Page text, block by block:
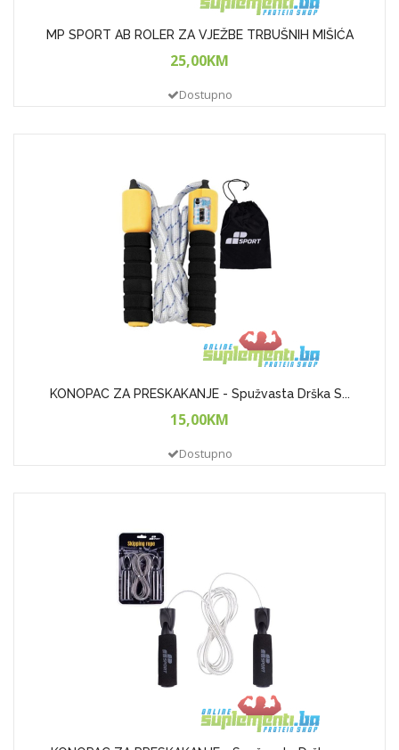
MP SPORT AB ROLER ZA VJEŽBE TRBUŠNIH MIŠIĆA
25,00KM
Dostupno
KONOPAC ZA PRESKAKANJE - Spužvasta Drška S...
15,00KM
Dostupno